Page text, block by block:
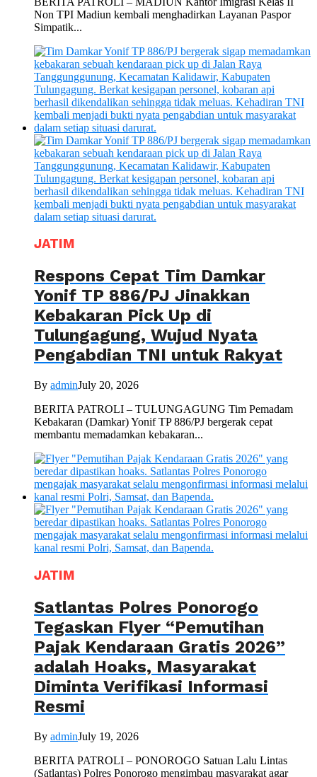
Non TPI Madiun kembali menghadirkan Layanan Paspor
Simpatik...
JATIM
Respons Cepat Tim Damkar
Yonif TP 886/PJ Jinakkan
Kebakaran Pick Up di
Tulungagung, Wujud Nyata
Pengabdian TNI untuk Rakyat
By adminJuly 20, 2026
BERITA PATROLI – TULUNGAGUNG Tim Pemadam
Kebakaran (Damkar) Yonif TP 886/PJ bergerak cepat
membantu memadamkan kebakaran...
JATIM
Satlantas Polres Ponorogo
Tegaskan Flyer “Pemutihan
Pajak Kendaraan Gratis 2026”
adalah Hoaks, Masyarakat
Diminta Verifikasi Informasi
Resmi
By adminJuly 19, 2026
BERITA PATROLI – PONOROGO Satuan Lalu Lintas
(Satlantas) Polres Ponorogo mengimbau masyarakat agar